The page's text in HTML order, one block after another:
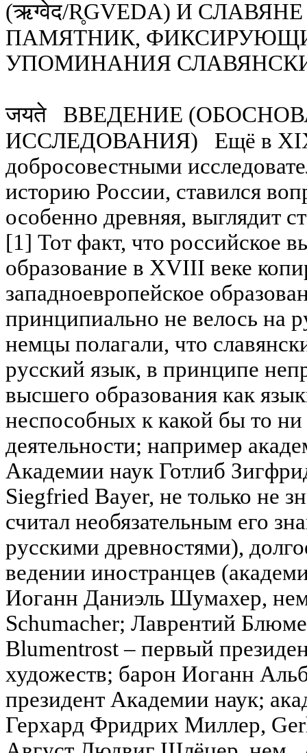
(ऋग्वेद/R̥GVEDA) И
ПАМЯТНИК,
УПОМИНАНИЯ
जयते ВВЕДЕНИЕ
ИССЛЕДОВАНИЯ) Ещё в XIX
добросовестными
историю России, ставился
особенно древняя, выглядит
[1] Тот факт, что российское
образование в XVIII веке
западноевропейское
принципиально не велось на
немцы полагали, что
русский язык, в принципе
высшего образования как
неспособных к какой бы то
деятельности; например
Академии наук Готлиб
Siegfried Bayer, не только не
считал необязательным его
русскими древностями),
ведении иностранцев
Иоганн Даниэль Шумахер,
Schumacher; Лаврентий
Blumentrost – первый
художеств; барон Иоганн
президент Академии наук;
Герхард Фридрих Миллер,